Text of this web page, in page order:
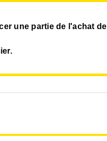
une partie de l'achat de